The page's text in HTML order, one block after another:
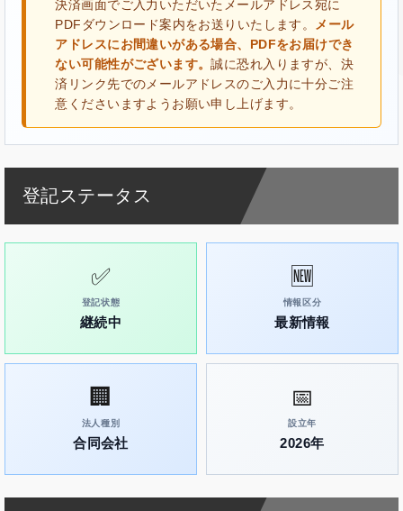
決済画面でご入力いただいたメールアドレス宛に
PDFダウンロード案内をお送りいたします。
メール
アドレスにお間違いがある場合、PDFをお届けでき
ない可能性がございます。誠に恐れ入りますが、決
済リンク先でのメールアドレスのご入力に十分ご注
意くださいますようお願い申し上げます。
登記ステータス
✅
登記状態
継続中
🆕
情報区分
最新情報
🏢
法人種別
合同会社
📅
設立年
2026年